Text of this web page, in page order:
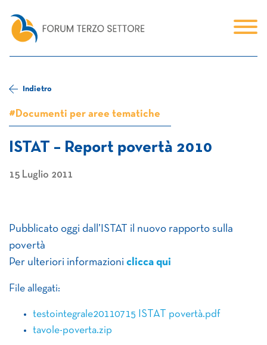
Indietro
#Documenti per aree tematiche
ISTAT – Report povertà 2010
15 Luglio 2011
Pubblicato oggi dall’ISTAT il nuovo rapporto sulla
povertà
Per ulteriori informazioni clicca qui
File allegati:
testointegrale20110715 ISTAT povertà.pdf
tavole-poverta.zip